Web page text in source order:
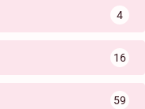
4
16
59